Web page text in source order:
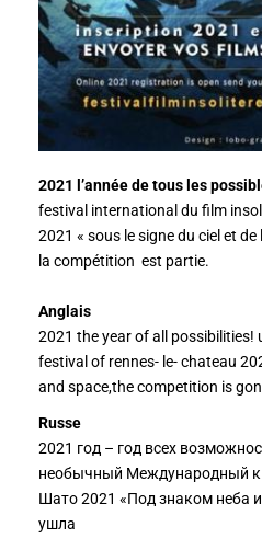
2021 l’année de tous les
festival international du film
2021 « sous le signe du ciel et de
la compétition est partie.
Anglais
2021 the year of all
festival of rennes- le- chateau
and space,the competition is
Russe
2021 год – год всех
необычный Международный
Шато 2021 «Под знаком неба
ушла